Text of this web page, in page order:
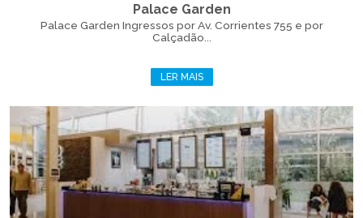
Palace Garden
Palace Garden Ingressos por Av. Corrientes 755 e por
Calçadão...
LER MAIS